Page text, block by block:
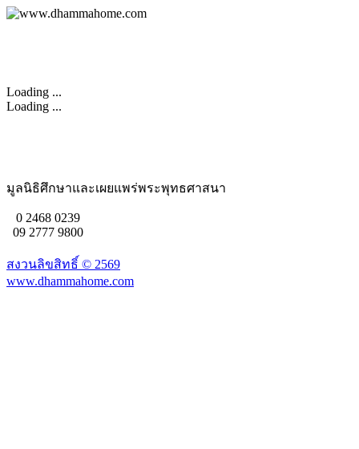
Loading ...
Loading ...
มูลนิธิศึกษาและเผยแพร่พระพุทธศาสนา
0 2468 0239
09 2777 9800
สงวนลิขสิทธิ์ © 2569
www.dhammahome.com